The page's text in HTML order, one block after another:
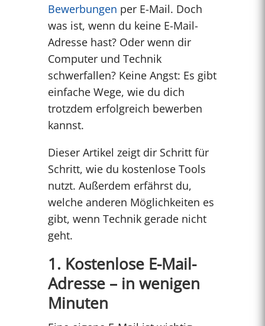
Bewerbungen per E-Mail. Doch
was ist, wenn du keine E-Mail-
Adresse hast? Oder wenn dir
Computer und Technik
schwerfallen? Keine Angst: Es gibt
einfache Wege, wie du dich
trotzdem erfolgreich bewerben
kannst.
Dieser Artikel zeigt dir Schritt für
Schritt, wie du kostenlose Tools
nutzt. Außerdem erfährst du,
welche anderen Möglichkeiten es
gibt, wenn Technik gerade nicht
geht.
1. Kostenlose E-Mail-
Adresse – in wenigen
Minuten